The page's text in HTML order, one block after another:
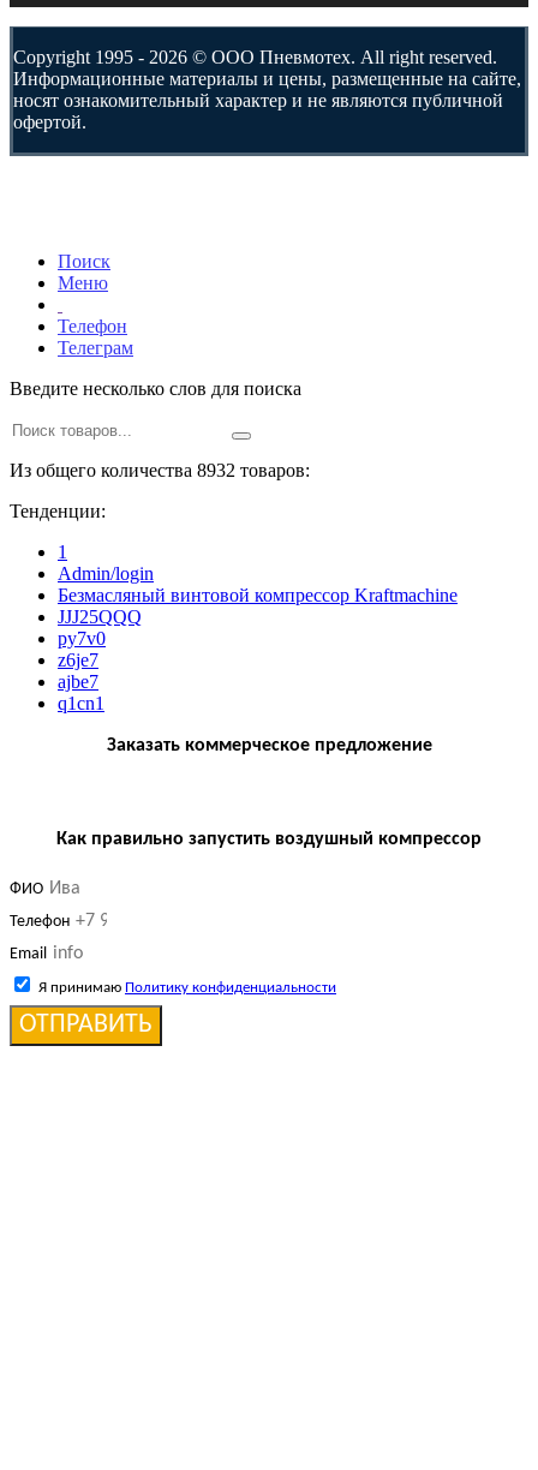
Copyright 1995 - 2026 © ООО Пневмотех. All right reserved.
Информационные материалы и цены, размещенные на сайте,
носят ознакомительный характер и не являются публичной
офертой.
Поиск
Меню
Телефон
Телеграм
Введите несколько слов для поиска
Из общего количества 8932 товаров:
Тенденции:
1
Admin/login
Безмасляный винтовой компрессор Kraftmaсhine
JJJ25QQQ
py7v0
z6je7
ajbe7
q1cn1
Заказать коммерческое предложение
Как правильно запустить воздушный компрессор
ФИО
Телефон
Email
Я принимаю Политику конфиденциальности
ОТПРАВИТЬ